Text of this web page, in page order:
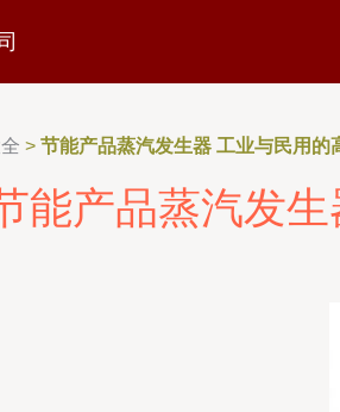
> 节能产品蒸汽发生器 工业与民用的
能产品蒸汽发